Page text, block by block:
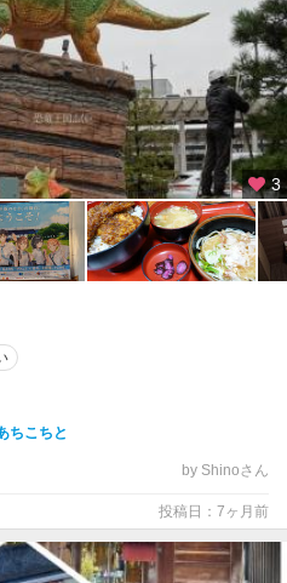
3
ちこちと
by Shinoさん
投稿日：7ヶ月前